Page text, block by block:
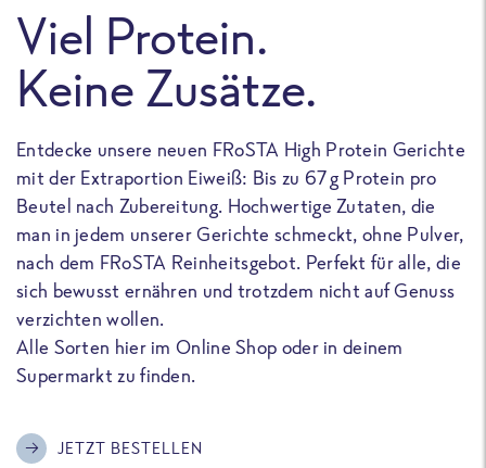
Viel Protein.
Keine Zusätze.
Entdecke unsere neuen FRoSTA High Protein Gerichte
mit der Extraportion Eiweiß: Bis zu 67 g Protein pro
Beutel nach Zubereitung. Hochwertige Zutaten, die
man in jedem unserer Gerichte schmeckt, ohne Pulver,
nach dem FRoSTA Reinheitsgebot. Perfekt für alle, die
sich bewusst ernähren und trotzdem nicht auf Genuss
verzichten wollen.
Alle Sorten hier im Online Shop oder in deinem
Supermarkt zu finden.
JETZT BESTELLEN